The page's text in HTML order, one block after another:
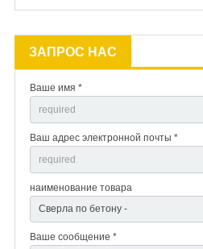
ЗАПРОС НАС
Ваше имя *
Ваш адрес электронной почты *
наименование товара
Ваше сообщение *